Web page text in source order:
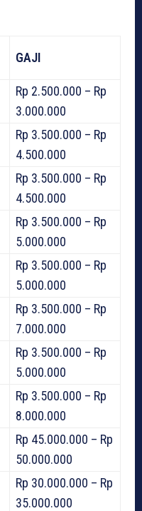
GAJI
Rp 2.500.000 – Rp
3.000.000
Rp 3.500.000 – Rp
4.500.000
Rp 3.500.000 – Rp
4.500.000
Rp 3.500.000 – Rp
5.000.000
Rp 3.500.000 – Rp
5.000.000
Rp 3.500.000 – Rp
7.000.000
Rp 3.500.000 – Rp
5.000.000
Rp 3.500.000 – Rp
8.000.000
Rp 45.000.000 – Rp
50.000.000
Rp 30.000.000 – Rp
35.000.000